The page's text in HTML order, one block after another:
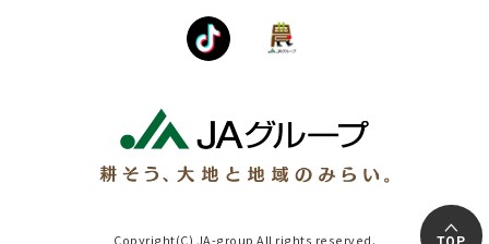
Copyright(C) JA-group All rights reserved.